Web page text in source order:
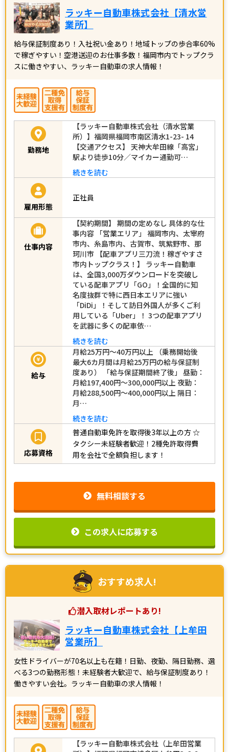
ラッキー自動車株式会社【清水営
業所】
給与保証制度あり！入社祝い金あり！地域トップの歩合率60%
で稼ぎやすい！空港送迎のお仕事多数！福岡市内でトップクラ
スに働きやすい、ラッキー自動車の求人情報！
勤務地
【ラッキー自動車株式会社（清水営業
所）】福岡県福岡市南区清水1-23- 14
【交通アクセス】 天神大牟田線「高宮」
駅より徒歩10分／マイカー通勤可…
続きを読む
雇用形態
正社員
仕事内容
【契約期間】 期間の定めなし 具体的な仕
事内容 「営業エリア」 福岡市内、太宰府
市内、糸島市内、古賀市、筑紫野市、那
珂川市 【配車アプリ三刀流！稼ぎやすさ
市内トップクラス！】 ラッキー自動車
は、全国3,000万ダウンロードを突破し
ている配車アプリ「GO」！全国的に知
名度抜群で特に西日本エリアに強い
「DiDi」！そして訪日外国人が多くご利
用している「Uber」！ 3つの配車アプリ
を武器に多くの配車依…
続きを読む
給与
月給25万円～40万円以上 （乗務開始後
最大6カ月間は月給25万円の給与保証制
度あり） 「給与保証期間終了後」 昼勤：
月給197,400円～300,000円以上 夜勤：
月給288,500円～400,000円以上 隔日：
月…
続きを読む
応募資格
普通自動車免許を取得後3年以上の方☆
タクシー未経験者歓迎！2種免許取得費
用を会社で全額負担します！
無料相談する
この求人に応募する
おすすめ求人!
潜入取材レポートあり!
ラッキー自動車株式会社【上牟田
営業所】
女性ドライバーが70名以上も在籍！日勤、夜勤、隔日勤務、選
べる3つの勤務形態！未経験者大歓迎で、給与保証制度あり！
働きやすい会社。ラッキー自動車の求人情報！
【ラッキー自動車株式会社（上牟田営業